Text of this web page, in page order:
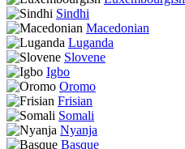
Sindhi
Macedonian
Luganda
Slovene
Igbo
Oromo
Frisian
Somali
Nyanja
Basque